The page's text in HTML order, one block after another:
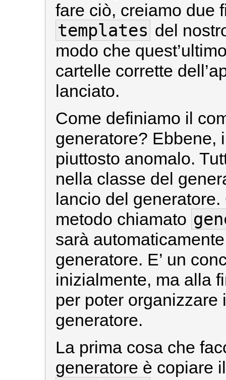
fare ciò, creiamo due
templates del
modo che
cartelle corrette
lanciato.
Come definiamo il
generatore? Ebbene,
piuttosto anomalo.
nella classe del
lancio del
metodo chiamato
sarà
generatore. E’ un
inizialmente, ma alla
per poter organizzare
generatore.
La prima cosa che
generatore è copiare